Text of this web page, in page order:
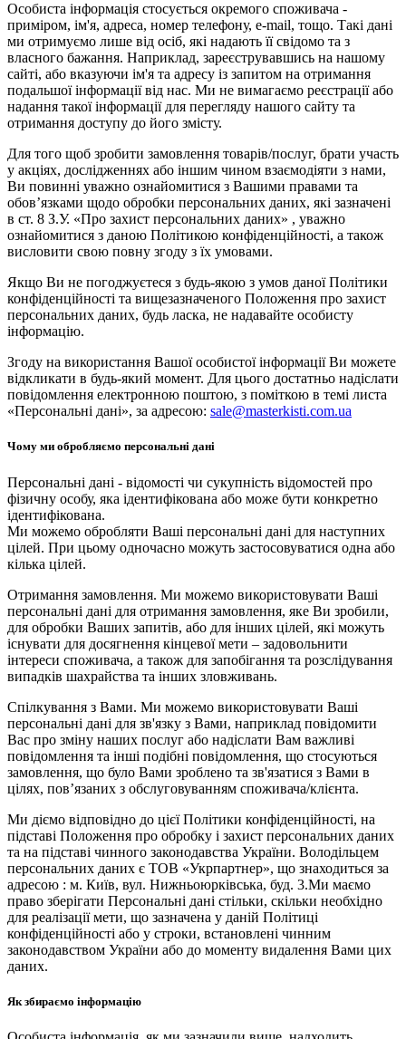
Особиста інформація стосується окремого споживача -
приміром, ім'я, адреса, номер телефону, e-mail, тощо. Такі дані
ми отримуємо лише від осіб, які надають її свідомо та з
власного бажання. Наприклад, зареєструвавшись на нашому
сайті, або вказуючи ім'я та адресу із запитом на отримання
подальшої інформації від нас. Ми не вимагаємо реєстрації або
надання такої інформації для перегляду нашого сайту та
отримання доступу до його змісту.
Для того щоб зробити замовлення товарів/послуг, брати участь
у акціях, дослідженнях або іншим чином взаємодіяти з нами,
Ви повинні уважно ознайомитися з Вашими правами та
обов’язками щодо обробки персональних даних, які зазначені
в ст. 8 З.У. «Про захист персональних даних» , уважно
ознайомитися з даною Політикою конфіденційності, а також
висловити свою повну згоду з їх умовами.
Якщо Ви не погоджуєтеся з будь-якою з умов даної Політики
конфіденційності та вищезазначеного Положення про захист
персональних даних, будь ласка, не надавайте особисту
інформацію.
Згоду на використання Вашої особистої інформації Ви можете
відкликати в будь-який момент. Для цього достатньо надіслати
повідомлення електронною поштою, з поміткою в темі листа
«Персональні дані», за адресою: sale@masterkisti.com.ua
Чому ми обробляємо персональні дані
Персональні дані - відомості чи сукупність відомостей про
фізичну особу, яка ідентифікована або може бути конкретно
ідентифікована.
Ми можемо обробляти Ваші персональні дані для наступних
цілей. При цьому одночасно можуть застосовуватися одна або
кілька цілей.
Отримання замовлення. Ми можемо використовувати Ваші
персональні дані для отримання замовлення, яке Ви зробили,
для обробки Ваших запитів, або для інших цілей, які можуть
існувати для досягнення кінцевої мети – задовольнити
інтереси споживача, а також для запобігання та розслідування
випадків шахрайства та інших зловживань.
Спілкування з Вами. Ми можемо використовувати Ваші
персональні дані для зв'язку з Вами, наприклад повідомити
Вас про зміну наших послуг або надіслати Вам важливі
повідомлення та інші подібні повідомлення, що стосуються
замовлення, що було Вами зроблено та зв'язатися з Вами в
цілях, пов’язаних з обслуговуванням споживача/клієнта.
Ми діємо відповідно до цієї Політики конфіденційності, на
підставі Положення про обробку і захист персональних даних
та на підставі чинного законодавства України. Володільцем
персональних даних є ТОВ «Укрпартнер», що знаходиться за
адресою : м. Київ, вул. Нижньоюркiвська, буд. 3.Ми маємо
право зберігати Персональні дані стільки, скільки необхідно
для реалізації мети, що зазначена у даній Політиці
конфіденційності або у строки, встановлені чинним
законодавством України або до моменту видалення Вами цих
даних.
Як збираємо інформацію